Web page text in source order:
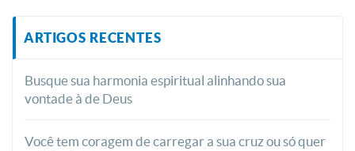
ARTIGOS RECENTES
Busque sua harmonia espiritual alinhando sua
vontade à de Deus
Você tem coragem de carregar a sua cruz ou só quer